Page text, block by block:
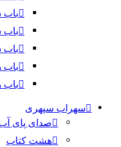
باب
باب
باب
سهراب سپهری
صدای پای
هشت کتاب